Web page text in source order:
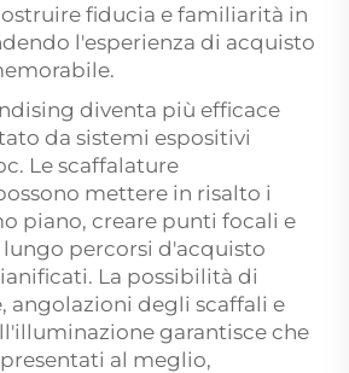
fiducia e familiarità in
l'esperienza di acquisto
diventa più efficace
da sistemi espositivi
Le scaffalature
mettere in risalto i
piano, creare punti focali e
percorsi d'acquisto
La possibilità di
angolazioni degli scaffali e
garantisce che
al meglio,